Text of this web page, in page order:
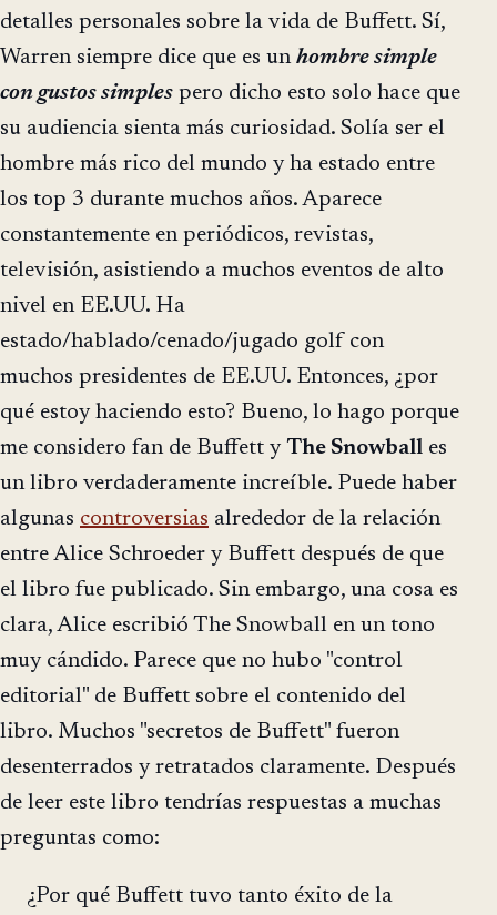
detalles personales sobre la vida de Buffett. Sí,
Warren siempre dice que es un hombre simple
con gustos simples pero dicho esto solo hace que
su audiencia sienta más curiosidad. Solía ser el
hombre más rico del mundo y ha estado entre
los top 3 durante muchos años. Aparece
constantemente en periódicos, revistas,
televisión, asistiendo a muchos eventos de alto
nivel en EE.UU. Ha
estado/hablado/cenado/jugado golf con
muchos presidentes de EE.UU. Entonces, ¿por
qué estoy haciendo esto? Bueno, lo hago porque
me considero fan de Buffett y The Snowball es
un libro verdaderamente increíble. Puede haber
algunas controversias alrededor de la relación
entre Alice Schroeder y Buffett después de que
el libro fue publicado. Sin embargo, una cosa es
clara, Alice escribió The Snowball en un tono
muy cándido. Parece que no hubo "control
editorial" de Buffett sobre el contenido del
libro. Muchos "secretos de Buffett" fueron
desenterrados y retratados claramente. Después
de leer este libro tendrías respuestas a muchas
preguntas como:
¿Por qué Buffett tuvo tanto éxito de la